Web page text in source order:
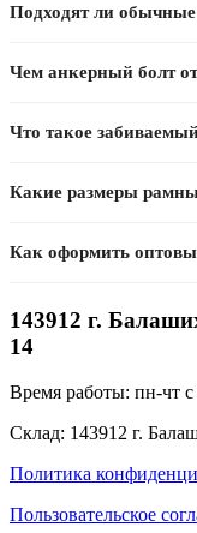
его в основании.
зависимости от
конкретный анкер.
Подходят ли обычные
держат — ячеистый
химические анкеры.
Чем анкерный болт
накручивают гайку
крепится конструкция
Что такое
разжимается оправкой
разборка не нужна.
Какие размеры
мм. Глубина сверления
Как оформить
Работаем с юрлицами
компаниями по всей
143912 г.
14
Время работы: пн-чт
Склад: 143912 г.
Политика
Пользовательское